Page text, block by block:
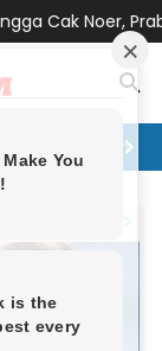
Prabowo
Lingkungan